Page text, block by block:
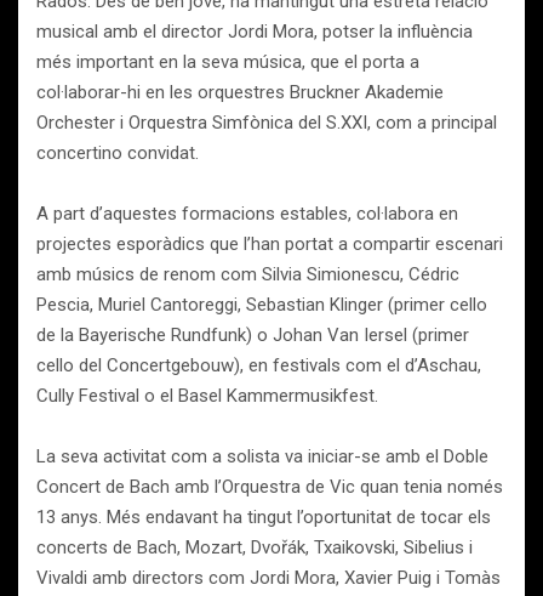
musical amb el director Jordi Mora, potser la influència
més important en la seva música, que el porta a
col·laborar-hi en les orquestres Bruckner Akademie
Orchester i Orquestra Simfònica del S.XXI, com a principal
concertino convidat.
A part d’aquestes formacions estables, col·labora en
projectes esporàdics que l’han portat a compartir escenari
amb músics de renom com Silvia Simionescu, Cédric
Pescia, Muriel Cantoreggi, Sebastian Klinger (primer cello
de la Bayerische Rundfunk) o Johan Van Iersel (primer
cello del Concertgebouw), en festivals com el d’Aschau,
Cully Festival o el Basel Kammermusikfest.
La seva activitat com a solista va iniciar-se amb el Doble
Concert de Bach amb l’Orquestra de Vic quan tenia només
13 anys. Més endavant ha tingut l’oportunitat de tocar els
concerts de Bach, Mozart, Dvořák, Txaikovski, Sibelius i
Vivaldi amb directors com Jordi Mora, Xavier Puig i Tomàs